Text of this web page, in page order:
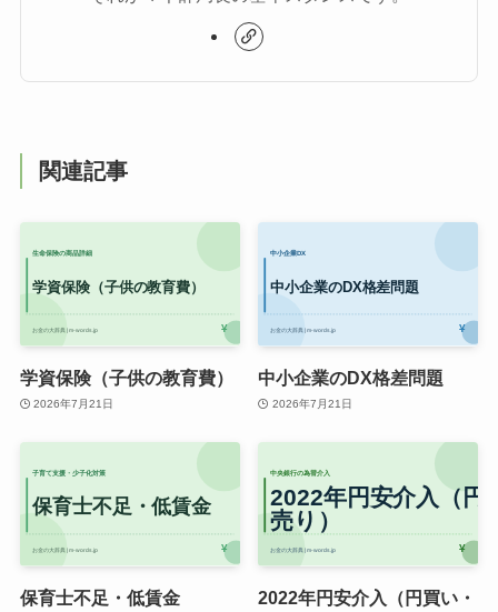
関連記事
学資保険（子供の教育費）
2026年7月21日
中小企業のDX格差問題
2026年7月21日
保育士不足・低賃金
2022年円安介入（円買い・